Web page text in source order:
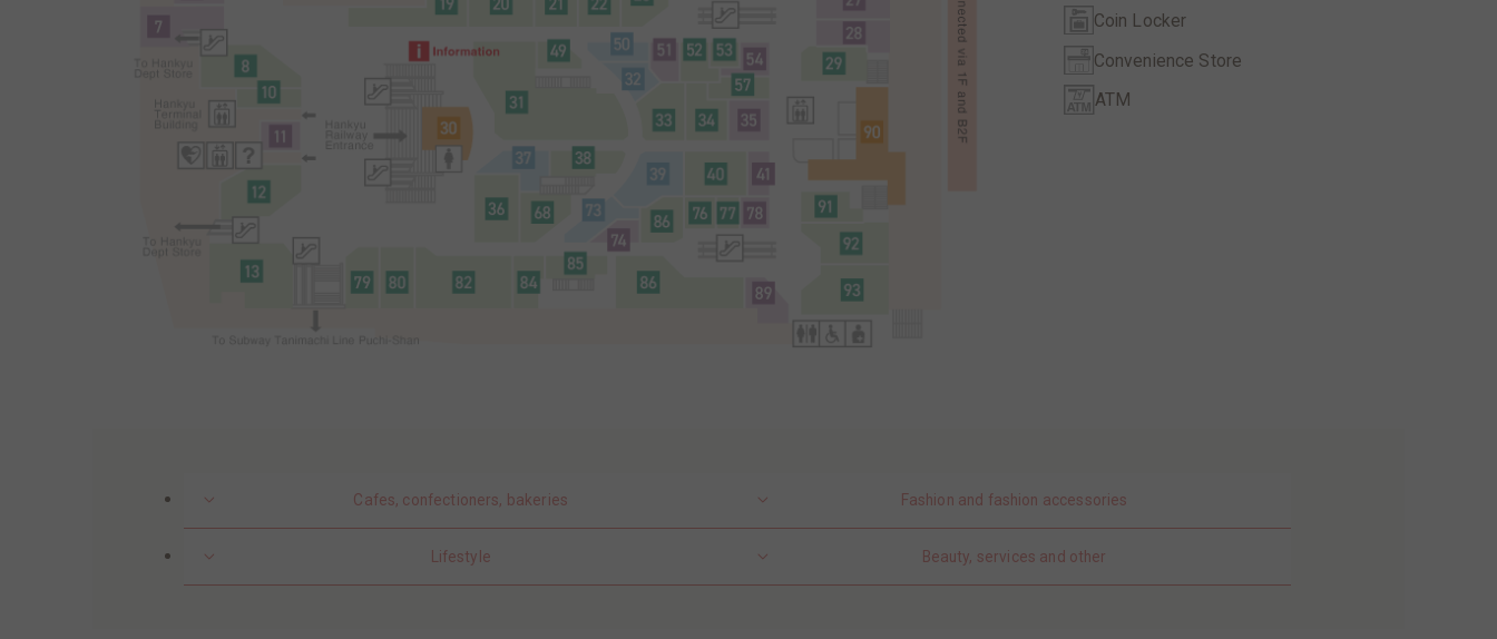
Coin Locker
Convenience Store
ATM
Cafes, confectioners, bakeries Fashion and fashion accessories
Lifestyle Beauty, services and other